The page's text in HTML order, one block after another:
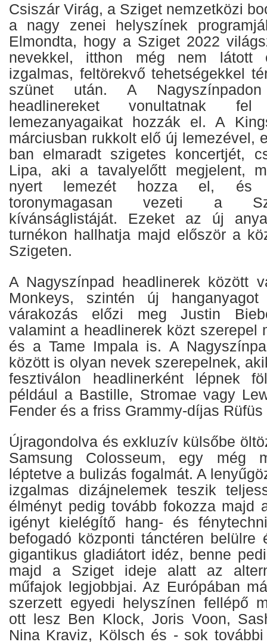
Csiszár Virág, a Sziget nemzetközi
a nagy zenei helyszínek
Elmondta, hogy a Sziget 2022
nevekkel, itthon még nem látott
izgalmas, feltörekvő tehetségekkel
szünet után. A
headlinereket vonultatnak
lemezanyagaikat hozzák el. A
márciusban rukkolt elő új lemezével,
ban elmaradt szigetes koncertjét,
Lipa, aki a tavalyelőtt megjelent,
nyert lemezét hozza el, és
toronymagasan vezeti a
kívánságlistáját. Ezeket az új
turnékon hallhatja majd először a
Szigeten.
A Nagyszínpad headlinerek között
Monkeys, szintén új
várakozás előzi meg Justin
valamint a headlinerek közt szerepel
és a Tame Impala is. A
között is olyan nevek szerepelnek,
fesztiválon headlinerként lépnek
például a Bastille, Stromae vagy
Fender és a friss Grammy-díjas
Újragondolva és exkluzív külsőbe
Samsung Colosseum, egy még
léptetve a bulizás fogalmát. A
izgalmas dizájnelemek teszik
élményt pedig tovább fokozza majd
igényt kielégítő hang- és
befogadó központi tánctéren belülre
gigantikus gladiátort idéz, benne
majd a Sziget ideje alatt az
műfajok legjobbjai. Az Európában
szerzett egyedi helyszínen fellépő
ott lesz Ben Klock, Joris Voon,
Nina Kraviz, Kölsch és - sok